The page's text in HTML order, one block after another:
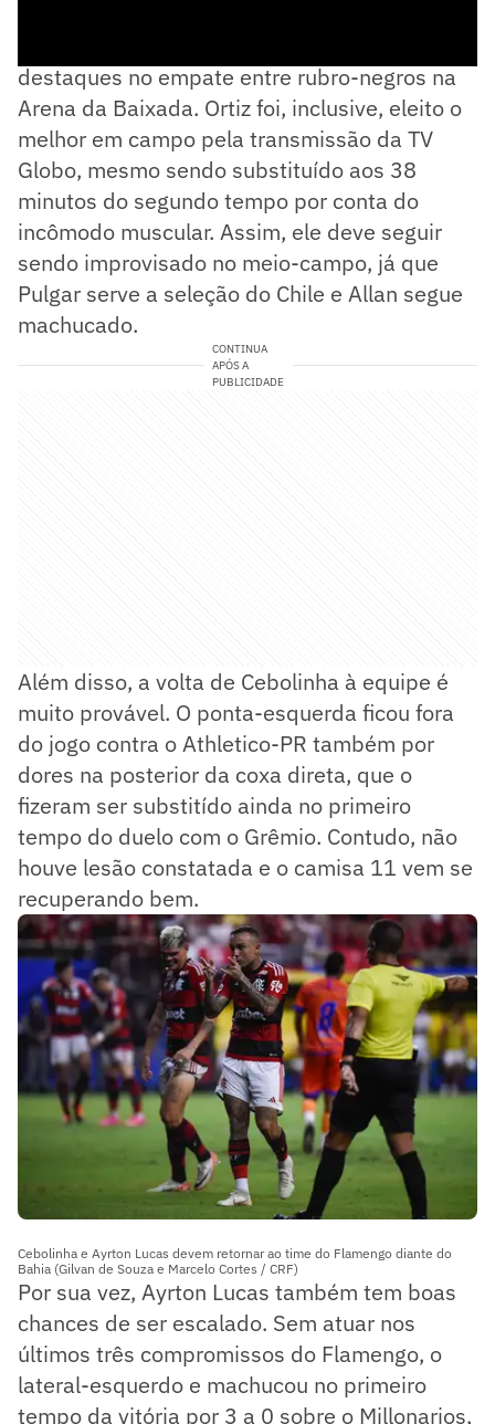
destaques no empate entre rubro-negros na
Arena da Baixada. Ortiz foi, inclusive, eleito o
melhor em campo pela transmissão da TV
Globo, mesmo sendo substituído aos 38
minutos do segundo tempo por conta do
incômodo muscular. Assim, ele deve seguir
sendo improvisado no meio-campo, já que
Pulgar serve a seleção do Chile e Allan segue
machucado.
CONTINUA
APÓS A
PUBLICIDADE
Além disso, a volta de Cebolinha à equipe é
muito provável. O ponta-esquerda ficou fora
do jogo contra o Athletico-PR também por
dores na posterior da coxa direta, que o
fizeram ser substitído ainda no primeiro
tempo do duelo com o Grêmio. Contudo, não
houve lesão constatada e o camisa 11 vem se
recuperando bem.
Cebolinha e Ayrton Lucas devem retornar ao time do Flamengo diante do
Bahia (Gilvan de Souza e Marcelo Cortes / CRF)
Por sua vez, Ayrton Lucas também tem boas
chances de ser escalado. Sem atuar nos
últimos três compromissos do Flamengo, o
lateral-esquerdo e machucou no primeiro
tempo da vitória por 3 a 0 sobre o Millonarios,